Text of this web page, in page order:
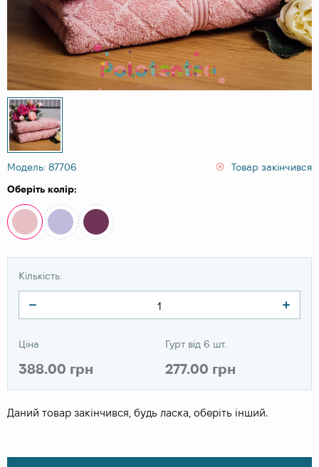
Модель: 87706
Товар закінчився
Оберіть колір:
Кількість:
Ціна
388.00 грн
Гурт від 6 шт.
277.00 грн
Даний товар закінчився, будь ласка, оберіть інший.